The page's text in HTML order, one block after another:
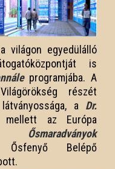
világon egyedülálló
is
programjába. A
részét
a Dr.
az Európa
Ősmaradványok
Ősfenyő Belépő